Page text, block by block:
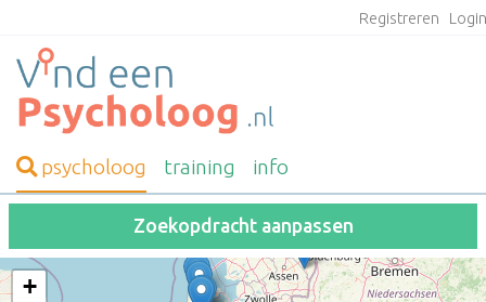
Registreren
psycholoog training info
Zoekopdracht aanpassen
+